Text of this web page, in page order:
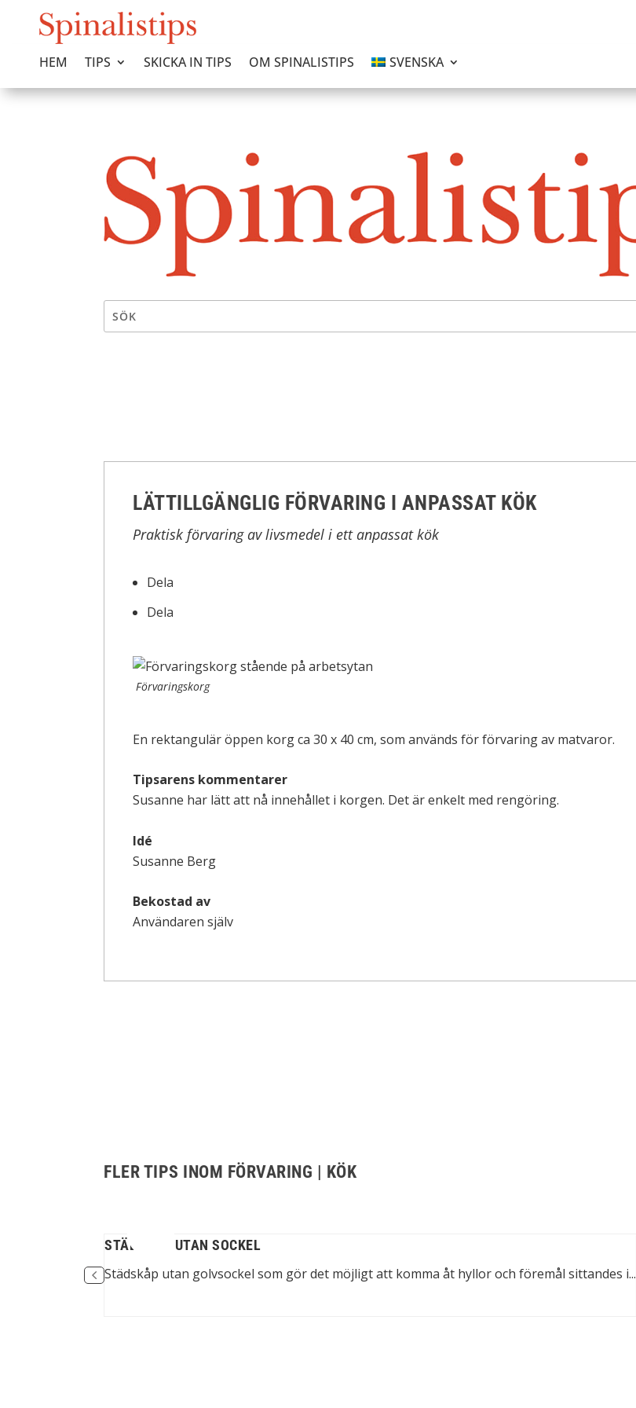
HEM TIPS SKICKA IN TIPS OM SPINALISTIPS SVENSKA
LÄTTILLGÄNGLIG FÖRVARING I ANPASSAT KÖK
Praktisk förvaring av livsmedel i ett anpassat kök
Dela
Dela
Förvaringskorg
En rektangulär öppen korg ca 30 x 40 cm, som används för förvaring av matvaror.
Tipsarens kommentarer
Susanne har lätt att nå innehållet i korgen. Det är enkelt med rengöring.
Idé
Susanne Berg
Bekostad av
Användaren själv
FLER TIPS INOM FÖRVARING | KÖK
även om man...
STÄDSKÅP UTAN SOCKEL
Städskåp utan golvsockel som gör det möjligt att komma åt hyllor och föremål sittandes i...